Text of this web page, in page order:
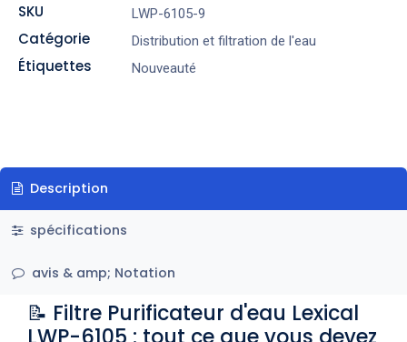
SKU LWP-6105-9
Catégorie Distribution et filtration de l'eau
Étiquettes Nouveauté
Description
spécifications
avis & amp; Notation
📝 Filtre Purificateur d'eau Lexical